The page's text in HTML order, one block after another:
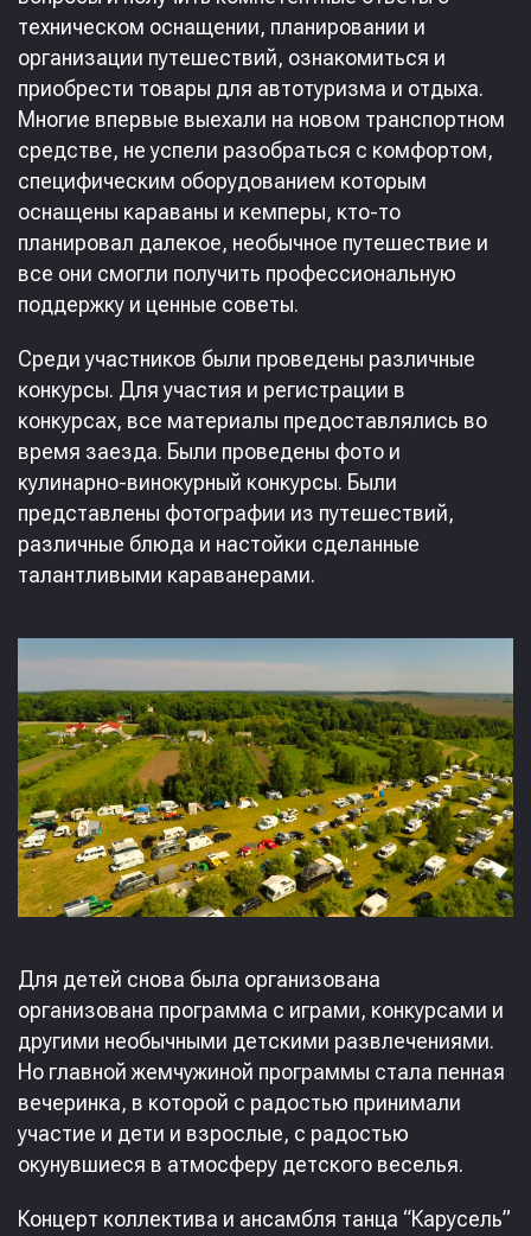
техническом оснащении, планировании и
организации путешествий, ознакомиться и
приобрести товары для автотуризма и отдыха.
Многие впервые выехали на новом транспортном
средстве, не успели разобраться с комфортом,
специфическим оборудованием которым
оснащены караваны и кемперы, кто-то
планировал далекое, необычное путешествие и
все они смогли получить профессиональную
поддержку и ценные советы.
Среди участников были проведены различные
конкурсы. Для участия и регистрации в
конкурсах, все материалы предоставлялись во
время заезда. Были проведены фото и
кулинарно-винокурный конкурсы. Были
представлены фотографии из путешествий,
различные блюда и настойки сделанные
талантливыми караванерами.
Для детей снова была организована
организована программа с играми, конкурсами и
другими необычными детскими развлечениями.
Но главной жемчужиной программы стала пенная
вечеринка, в которой с радостью принимали
участие и дети и взрослые, с радостью
окунувшиеся в атмосферу детского веселья.
Концерт коллектива и ансамбля танца “Карусель”